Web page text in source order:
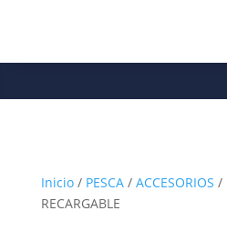
Inicio/ PESCA/ ACCESORIOS /
RECARGABLE